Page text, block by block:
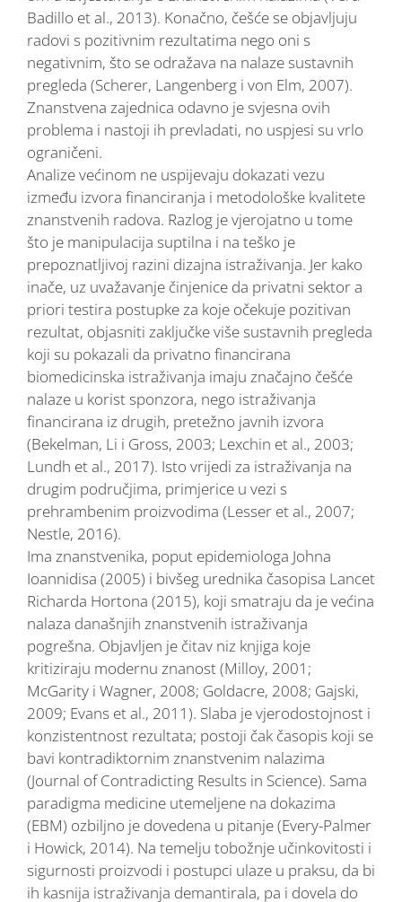
Badillo et al., 2013). Konačno, češće se objavljuju
radovi s pozitivnim rezultatima nego oni s
negativnim, što se odražava na nalaze sustavnih
pregleda (Scherer, Langenberg i von Elm, 2007).
Znanstvena zajednica odavno je svjesna ovih
problema i nastoji ih prevladati, no uspjesi su vrlo
ograničeni.
Analize većinom ne uspijevaju dokazati vezu
između izvora financiranja i metodološke kvalitete
znanstvenih radova. Razlog je vjerojatno u tome
što je manipulacija suptilna i na teško je
prepoznatljivoj razini dizajna istraživanja. Jer kako
inače, uz uvažavanje činjenice da privatni sektor a
priori testira postupke za koje očekuje pozitivan
rezultat, objasniti zaključke više sustavnih pregleda
koji su pokazali da privatno financirana
biomedicinska istraživanja imaju značajno češće
nalaze u korist sponzora, nego istraživanja
financirana iz drugih, pretežno javnih izvora
(Bekelman, Li i Gross, 2003; Lexchin et al., 2003;
Lundh et al., 2017). Isto vrijedi za istraživanja na
drugim područjima, primjerice u vezi s
prehrambenim proizvodima (Lesser et al., 2007;
Nestle, 2016).
Ima znanstvenika, poput epidemiologa Johna
Ioannidisa (2005) i bivšeg urednika časopisa Lancet
Richarda Hortona (2015), koji smatraju da je većina
nalaza današnjih znanstvenih istraživanja
pogrešna. Objavljen je čitav niz knjiga koje
kritiziraju modernu znanost (Milloy, 2001;
McGarity i Wagner, 2008; Goldacre, 2008; Gajski,
2009; Evans et al., 2011). Slaba je vjerodostojnost i
konzistentnost rezultata; postoji čak časopis koji se
bavi kontradiktornim znanstvenim nalazima
(Journal of Contradicting Results in Science). Sama
paradigma medicine utemeljene na dokazima
(EBM) ozbiljno je dovedena u pitanje (Every-Palmer
i Howick, 2014). Na temelju tobožnje učinkovitosti i
sigurnosti proizvodi i postupci ulaze u praksu, da bi
ih kasnija istraživanja demantirala, pa i dovela do